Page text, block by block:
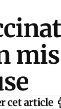
cet article